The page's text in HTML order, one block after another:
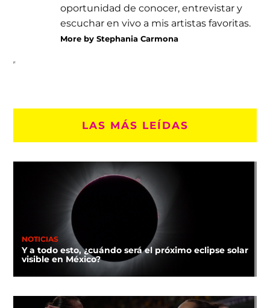
oportunidad de conocer, entrevistar y
escuchar en vivo a mis artistas favoritas.
More by Stephania Carmona
LAS MÁS LEÍDAS
NOTICIAS
Y a todo esto, ¿cuándo será el próximo eclipse solar
visible en México?